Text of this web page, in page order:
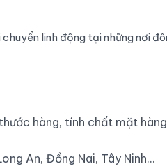
linh động tại những nơi
hàng, tính chất mặt
An, Đồng Nai, Tây Ninh…